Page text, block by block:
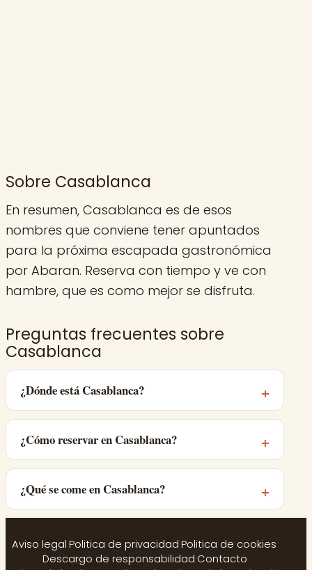
Sobre Casablanca
En resumen, Casablanca es de esos
nombres que conviene tener apuntados
para la próxima escapada gastronómica
por Abaran. Reserva con tiempo y ve con
hambre, que es como mejor se disfruta.
Preguntas frecuentes sobre
Casablanca
¿Dónde está Casablanca?
¿Cómo reservar en Casablanca?
¿Qué se come en Casablanca?
Aviso legal·Politica de privacidad·Politica de cookies·
Descargo de responsabilidad·Contacto